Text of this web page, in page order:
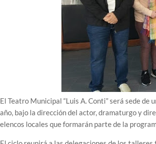
El Teatro Municipal “Luis A. Conti” será sede
año, bajo la dirección del actor, dramaturgo y
elencos locales que formarán parte de la